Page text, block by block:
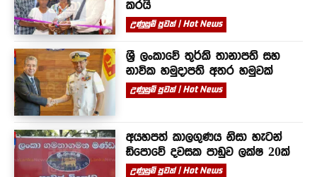
කරයි
උණුසුම් පුවත් | Hot News
ශ්‍රී ලංකාවේ තුර්කි තානාපති සහ
නාවික හමුදාපති අතර හමුවක්
උණුසුම් පුවත් | Hot News
අයහපත් කාලගුණය නිසා හැටන්
ඩිපොවේ දවසක පාඩුව ලක්ෂ 20ක්
උණුසුම් පුවත් | Hot News